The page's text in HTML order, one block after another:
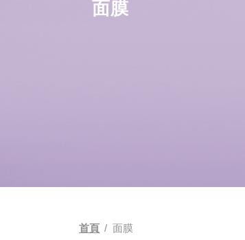
面膜
首頁 / 面膜